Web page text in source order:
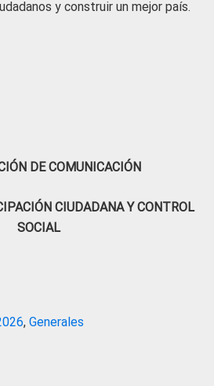
y construir un mejor país.
DE COMUNICACIÓN
CIUDADANA Y CONTROL
SOCIAL
, Generales